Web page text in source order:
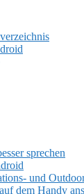
sprechen
und
dem Handy